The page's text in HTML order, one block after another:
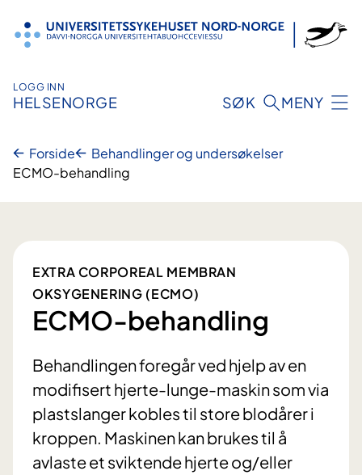
innhold
LOGG INN
HELSENORGE SØK MENY
Forside
Behandlinger og undersøkelser
ECMO-behandling
EXTRA CORPOREAL MEMBRAN
OKSYGENERING (ECMO)
ECMO-behandling
Behandlingen foregår ved hjelp av en
modifisert hjerte-lunge-maskin som via
plastslanger kobles til store blodårer i
kroppen. Maskinen kan brukes til å
avlaste et sviktende hjerte og/eller